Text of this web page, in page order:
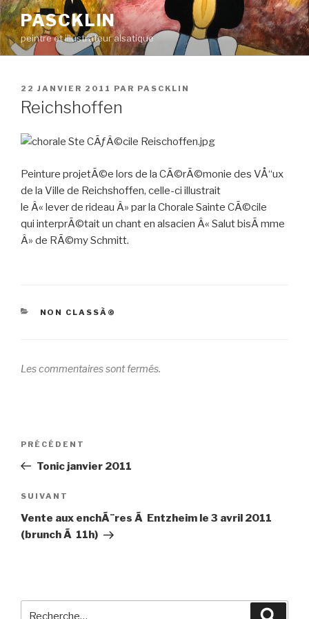
Aller
au
contenu
principal
PASCKLIN
peintre et illustrateur alsatique
PUBLIÉ
LE
22 JANVIER 2011 PAR PASCKLIN
Reichshoffen
Peinture projetÃ©e lors de la CÃ©rÃ©monie des VÅ“ux
de la Ville de Reichshoffen, celle-ci illustrait
le Â« lever de rideau Â» par la Chorale Sainte CÃ©cile
qui interprÃ©tait un chant en alsacien Â« Salut bisÃ mme
Â» de RÃ©my Schmitt.
CATÉGORIES
NON CLASSÃ©
Les commentaires sont fermés.
Navigation
l’article
Article
précédent
PRÉCÉDENT
Tonic janvier 2011
Article
suivant
SUIVANT
Vente aux enchÃ¨res Ã Entzheim le 3 avril 2011
(brunch Ã 11h)